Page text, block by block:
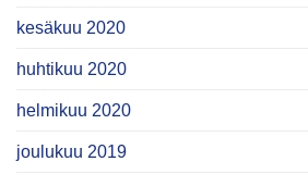
kesäkuu 2020
huhtikuu 2020
helmikuu 2020
joulukuu 2019